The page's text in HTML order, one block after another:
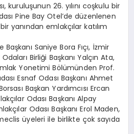
kuruluşunun 26. yılını coşkulu bir
Pine Bay Otel’de düzenlenen
yanından emlakçılar katılım
Saniye Bora Fıçı, İzmir
Birliği Başkanı Yalçın Ata,
Yonetimi Bölümünden Prof.
Esnaf Odası Başkanı Ahmet
Başkan Yardımcısı Ercan
Odası Başkanı Alpay
Odası Başkanı Erol Maden,
üyeleri ile birlikte çok sayıda